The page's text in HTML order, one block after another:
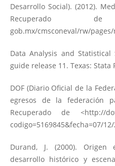
Desarrollo Social). (2012).
Recuperado
gob.mx/cmsconeval/rw/
Data Analysis and Statistical
guide release 11. Texas: Stata
DOF (Diario Oficial de la
egresos de la federación
Recuperado de <http://
codigo=5169845&fecha=07/12/
Durand, J. (2000). Origen
desarrollo histórico y